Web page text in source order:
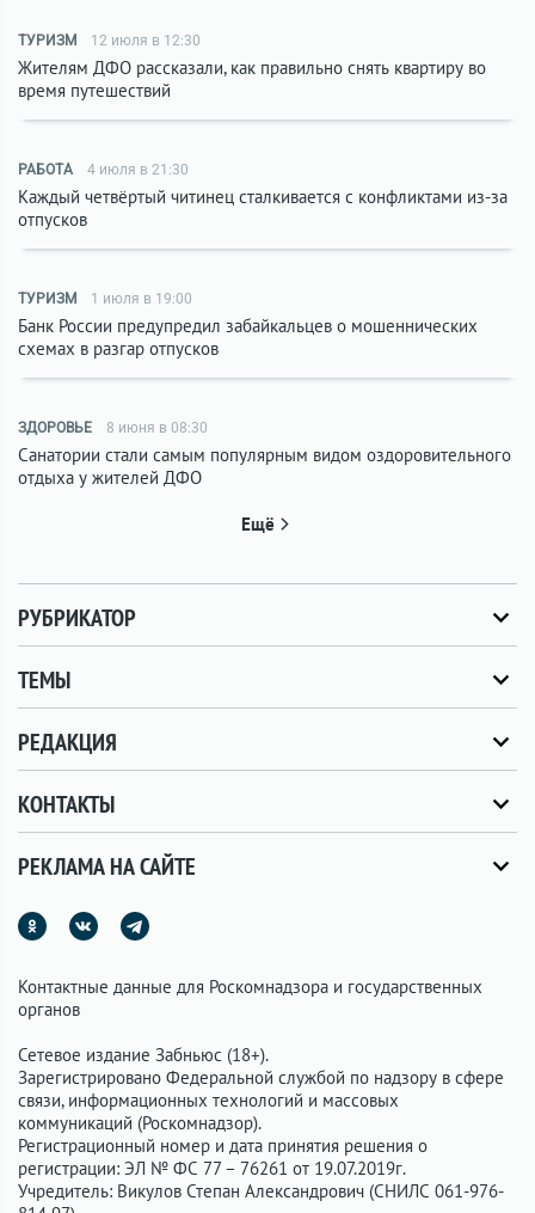
ТУРИЗМ 12 июля в 12:30
Жителям ДФО рассказали, как правильно снять квартиру во
время путешествий
РАБОТА 4 июля в 21:30
Каждый четвёртый читинец сталкивается с конфликтами из-за
отпусков
ТУРИЗМ 1 июля в 19:00
Банк России предупредил забайкальцев о мошеннических
схемах в разгар отпусков
ЗДОРОВЬЕ 8 июня в 08:30
Санатории стали самым популярным видом оздоровительного
отдыха у жителей ДФО
Ещё
РУБРИКАТОР
ТЕМЫ
РЕДАКЦИЯ
КОНТАКТЫ
РЕКЛАМА НА САЙТЕ
Контактные данные для Роскомнадзора и государственных
органов
Сетевое издание Забньюс (18+).
Зарегистрировано Федеральной службой по надзору в сфере
связи, информационных технологий и массовых
коммуникаций (Роскомнадзор).
Регистрационный номер и дата принятия решения о
регистрации: ЭЛ № ФС 77 – 76261 от 19.07.2019г.
Учредитель: Викулов Степан Александрович (СНИЛС 061-976-